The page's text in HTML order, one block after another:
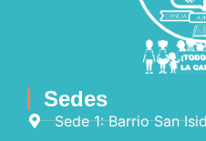
Sedes
Sede 1: Barrio San